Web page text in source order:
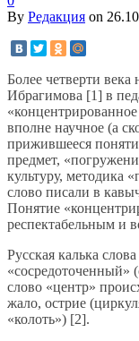
By Редакция on
Более четверти века
Ибрагимова [1] в
вполне научное (а
прижившееся
предмет,
культуру, методика
слово писали в
Понятие
респектабельным и
Русская калька
«сосредоточенный»
слово «центр»
жало, острие
«колоть») [2].